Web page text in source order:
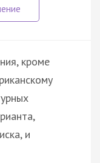
кроме
и